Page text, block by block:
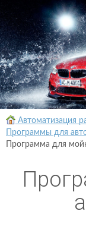
Автоматизация
Программы для
Программа для